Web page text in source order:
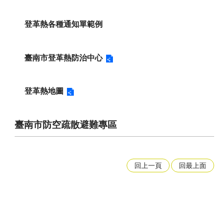
登革熱各種通知單範例
臺南市登革熱防治中心
登革熱地圖
臺南市防空疏散避難專區
回上一頁 回最上面